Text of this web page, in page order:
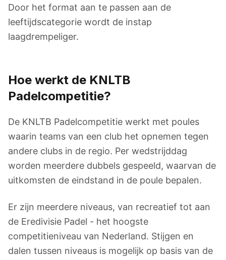
Door het format aan te passen aan de
leeftijdscategorie wordt de instap
laagdrempeliger.
Hoe werkt de KNLTB
Padelcompetitie?
De KNLTB Padelcompetitie werkt met poules
waarin teams van een club het opnemen tegen
andere clubs in de regio. Per wedstrijddag
worden meerdere dubbels gespeeld, waarvan de
uitkomsten de eindstand in de poule bepalen.
Er zijn meerdere niveaus, van recreatief tot aan
de Eredivisie Padel - het hoogste
competitieniveau van Nederland. Stijgen en
dalen tussen niveaus is mogelijk op basis van de